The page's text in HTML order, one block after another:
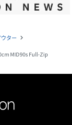
ター navigate_next
MID90s Full-Zip